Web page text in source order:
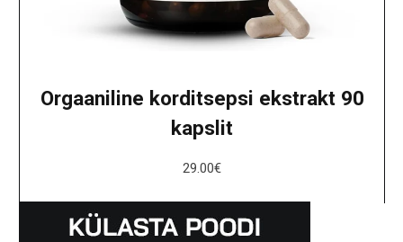
Orgaaniline korditsepsi ekstrakt 90
kapslit
29.00€